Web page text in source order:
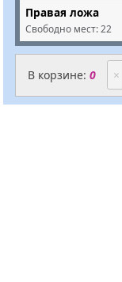
Правая ложа
Свободно мест: 22
В корзине: 0 ×